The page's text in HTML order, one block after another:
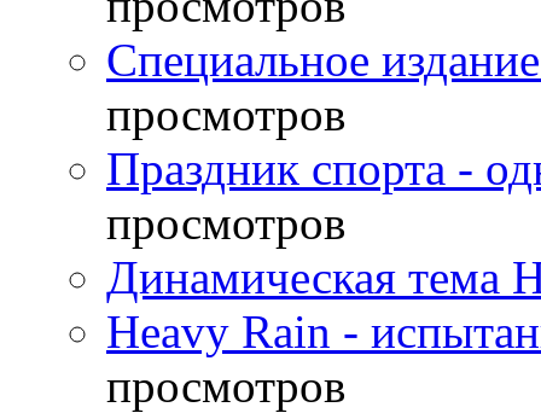
Специальное
просмотров
Праздник спорта -
просмотров
Динамическая тема
Heavy Rain -
просмотров